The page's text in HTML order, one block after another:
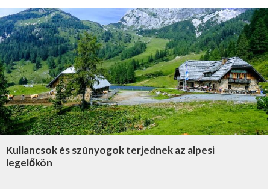
Kullancsok és szúnyogok terjednek az alpesi
legelőkön